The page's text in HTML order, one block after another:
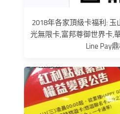
2018年各家頂級卡福利: 玉
光無限卡,富邦尊御世界卡,
Line Pay